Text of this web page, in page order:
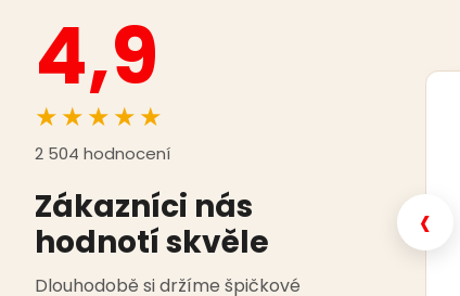
4,9
★★★★★
2 504 hodnocení
Zákazníci nás
hodnotí skvěle
Dlouhodobě si držíme špičkové
‹